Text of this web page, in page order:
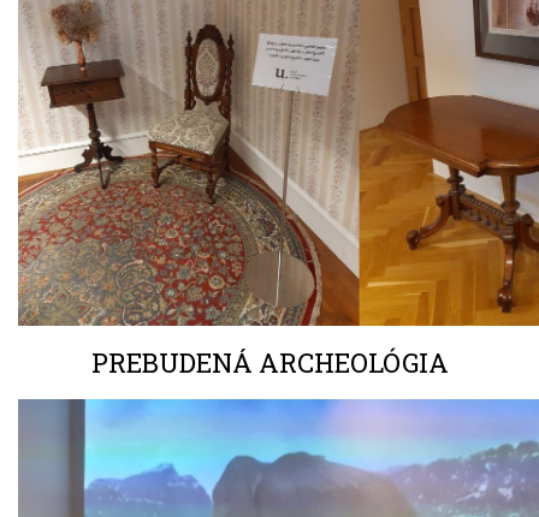
PREBUDENÁ ARCHEOLÓGIA